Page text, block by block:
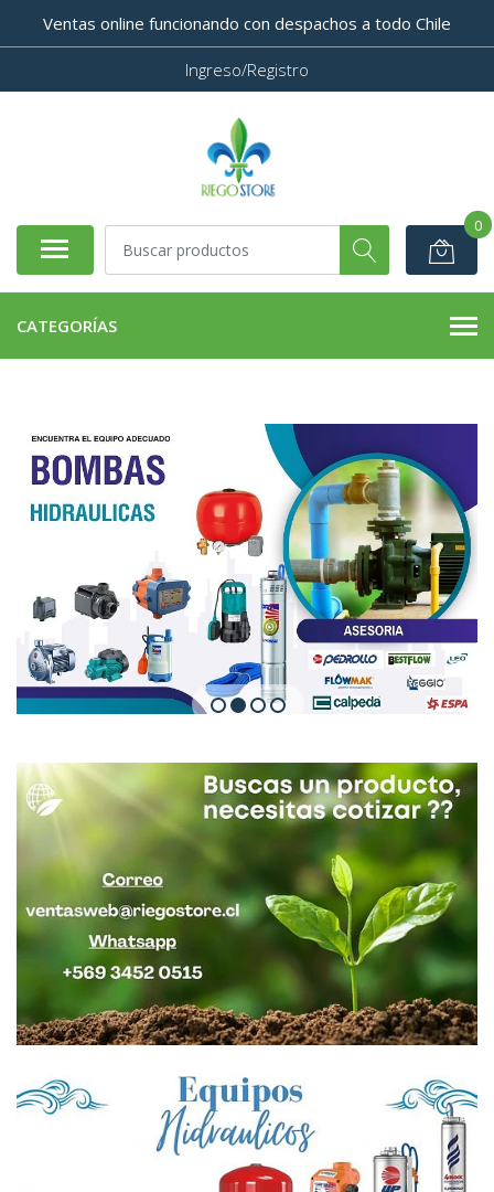
Ventas online funcionando con despachos a todo Chile
Ingreso/Registro
0
CATEGORÍAS